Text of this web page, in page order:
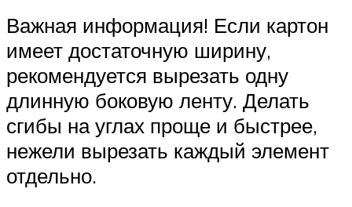
Важная информация! Если картон
имеет достаточную ширину,
рекомендуется вырезать одну
длинную боковую ленту. Делать
сгибы на углах проще и быстрее,
нежели вырезать каждый элемент
отдельно.